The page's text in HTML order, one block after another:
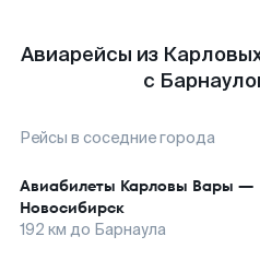
Авиарейсы из
с
Рейсы в соседние города
Авиабилеты Карловы Вары —
Новосибирск
192 км до Барнаула